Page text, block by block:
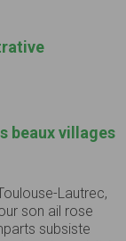
beaux villages
Lautrec,
son ail rose
subsiste